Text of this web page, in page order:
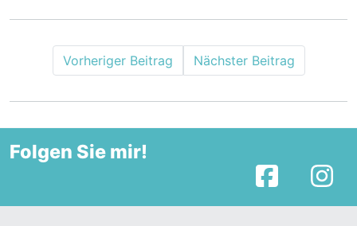
Vorheriger Beitrag Nächster Beitrag
Folgen Sie mir!
Facebook